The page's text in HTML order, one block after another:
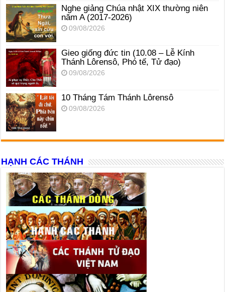
Nghe giảng Chúa nhật XIX thường niên
năm A (2017-2026)
09/08/2026
Gieo giống đức tin (10.08 – Lễ Kính
Thánh Lôrensô, Phó tế, Tử đạo)
09/08/2026
10 Tháng Tám Thánh Lôrensô
09/08/2026
HẠNH CÁC THÁNH